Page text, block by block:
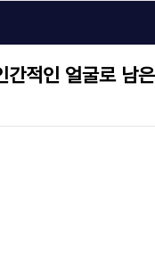
적인 얼굴로 남